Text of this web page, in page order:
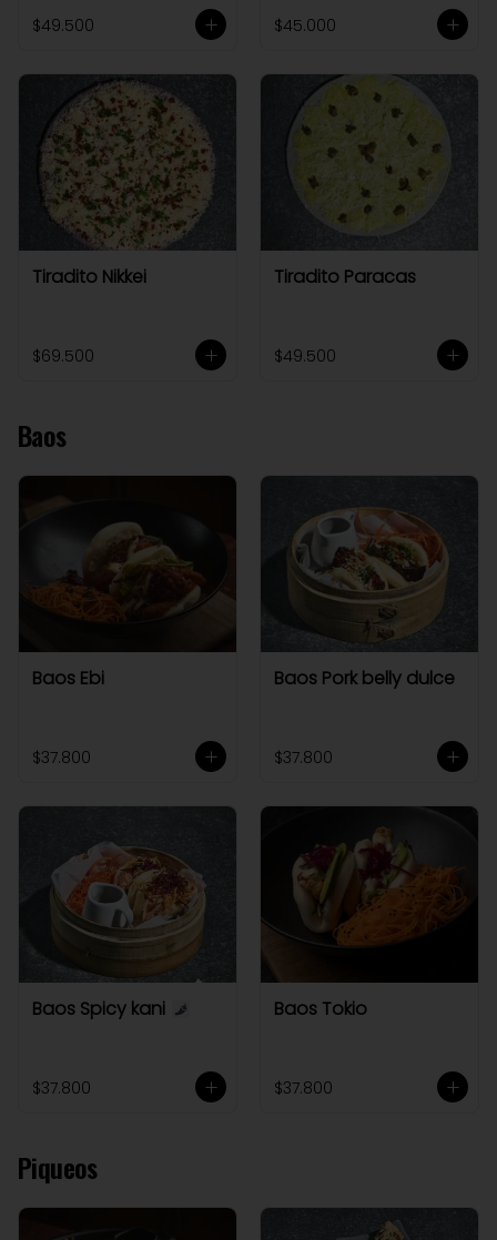
$49.500 $45.000
Tiradito Nikkei
$69.500
Tiradito Paracas
$49.500
Baos
Baos Ebi
$37.800
Baos Pork belly dulce
$37.800
Baos Spicy kani
$37.800
Baos Tokio
$37.800
Piqueos